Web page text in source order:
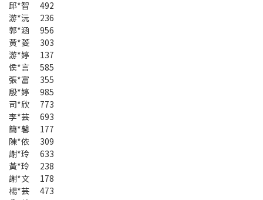
邱*智 492
游*沅 236
郭*涵 956
黃*菱 303
游*婷 137
侯*言 585
張*富 355
殷*婷 985
司*欣 773
李*芸 693
簡*馨 177
陳*依 309
謝*玲 633
黃*玲 238
謝*文 178
楊*芸 473